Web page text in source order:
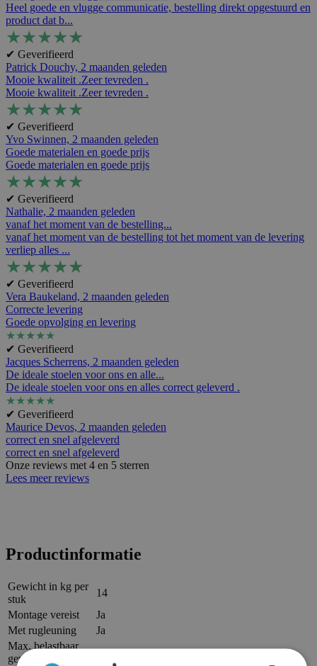
Heel goede en vlugge communicatie, bestelling direkt opgestuurd en
product dat b...
★★★★★
✔ Geverifieerd
Patrick Douchy, 2 maanden geleden
Mooie kwaliteit .Zeer tevreden .
Mooie kwaliteit .Zeer tevreden .
★★★★★
✔ Geverifieerd
Yvo Swinnen, 2 maanden geleden
Goede materialen en goede prijs
Goede materialen en goede prijs
★★★★★
✔ Geverifieerd
Nathalie, 2 maanden geleden
vanaf het moment van de bestelling...
vanaf het moment van de bestelling tot het moment van de levering
verliep alles ...
★★★★★
✔ Geverifieerd
Vera Baukeland, 2 maanden geleden
Correcte levering
Goede opvolging en levering
★★★★★
✔ Geverifieerd
Jacques Scherrens, 2 maanden geleden
De ideale stoelen voor ons en alle...
De ideale stoelen voor ons en alles correct geleverd .
★★★★★
✔ Geverifieerd
Maurice Devos, 2 maanden geleden
correct en snel afgeleverd
correct en snel afgeleverd
Onze reviews met 4 en 5 sterren
Lees meer reviews
Productinformatie
Gewicht in kg per
stuk
14
Montage vereist
Ja
Met rugleuning
Ja
Max. belastbaar
gewicht per